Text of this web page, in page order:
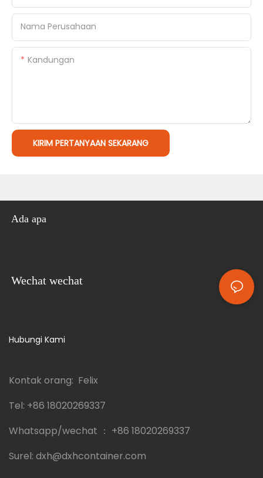
Nama Perusahaan
Kandungan
KIRIM PERTANYAAN SEKARANG
Ada apa
Wechat wechat
Hubungi Kami
Kontak orang: Felix
Tel: +86 18020269337
Whatsapp/wechat ： +86 18020269337
Surel: dxh@dxhcontainer.com